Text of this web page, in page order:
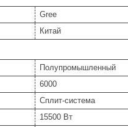
Gree
Китай
Полупромышленный
6000
Сплит-система
15500 Вт